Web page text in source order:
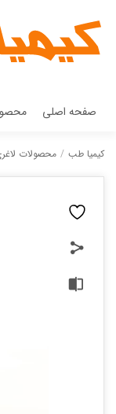
طب
صفحه اصلی
کیمیا طب / محصولات